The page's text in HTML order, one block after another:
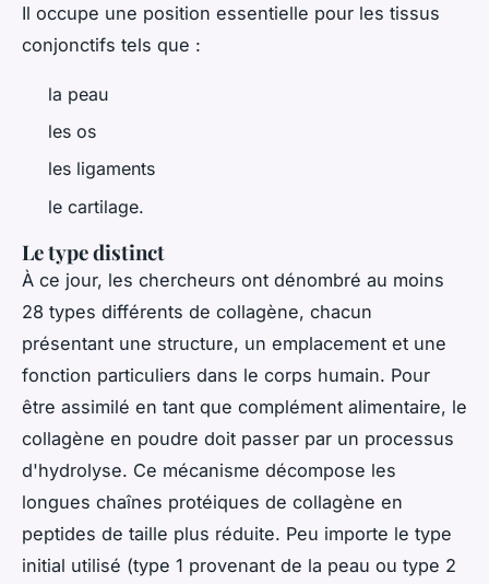
Il occupe une position essentielle pour les tissus
conjonctifs tels que :
la peau
les os
les ligaments
le cartilage.
Le type distinct
À ce jour, les chercheurs ont dénombré au moins
28 types différents de collagène, chacun
présentant une structure, un emplacement et une
fonction particuliers dans le corps humain. Pour
être assimilé en tant que complément alimentaire, le
collagène en poudre doit passer par un processus
d'hydrolyse. Ce mécanisme décompose les
longues chaînes protéiques de collagène en
peptides de taille plus réduite. Peu importe le type
initial utilisé (type 1 provenant de la peau ou type 2